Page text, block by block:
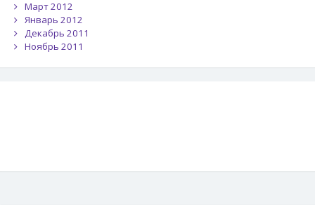
Март 2012
Январь 2012
Декабрь 2011
Ноябрь 2011